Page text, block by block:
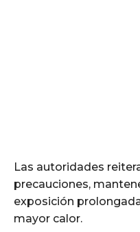
Las autoridades
precauciones,
exposición
mayor calor.